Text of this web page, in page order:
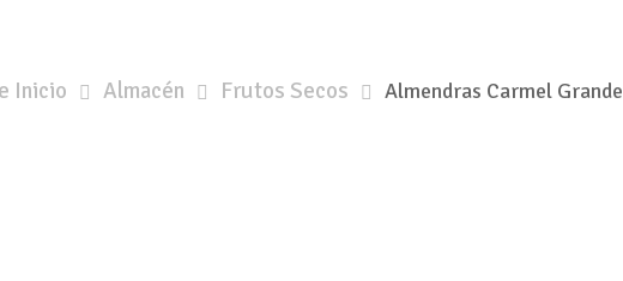
Inicio Almacén Frutos Secos Almendras Carmel Grande